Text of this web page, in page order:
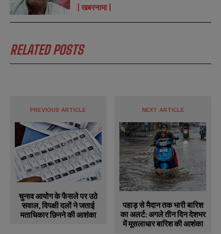
खबरनामा
RELATED POSTS
PREVIOUS ARTICLE
चुनाव आयोग के फैसले पर उठे
सवाल, विपक्षी दलों ने जताई
मताधिकार छिनने की आशंका
NEXT ARTICLE
पहाड़ से मैदान तक भारी बारिश
का अलर्ट: अगले तीन दिन देशभर
में मूसलाधार बारिश की आशंका